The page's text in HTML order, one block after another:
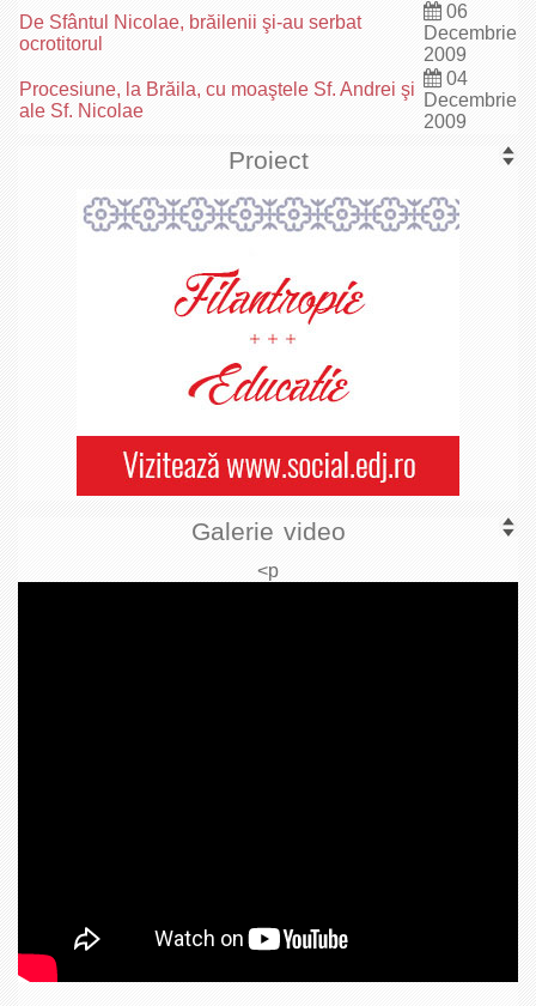
De Sfântul Nicolae, brăilenii şi-au serbat
ocrotitorul
06
Decembrie
2009
Procesiune, la Brăila, cu moaştele Sf. Andrei şi
ale Sf. Nicolae
04
Decembrie
2009
Proiect
Galerie video
<p